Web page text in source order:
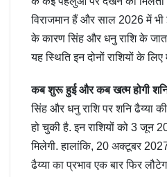
विराजमान हैं और साल 2026 में भी
के कारण सिंह और धनु राशि के
यह स्थिति इन दोनों राशियों के लिए
कब शुरू हुई और कब खत्म होगी
सिंह और धनु राशि पर शनि ढैय्या
हो चुकी है. इन राशियों को 3 जून
मिलेगी. हालांकि, 20 अक्टूबर
ढैय्या का प्रभाव एक बार फिर